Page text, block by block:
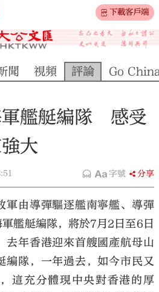
下載客戶端
聞 視頻 評論 Go
軍艦艇編隊 感受
大
字號 分享
軍由導彈驅逐艦南寧艦、導彈
艦艇編隊，將於7月2日至6日
去年香港迎來首艘國產航母山
編隊，一年過去，如今市民又
這充分體現中央對香港的厚